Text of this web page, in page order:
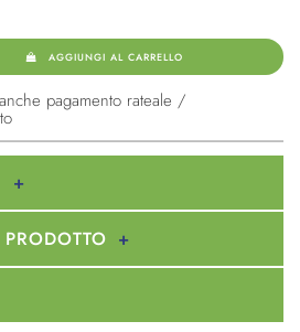
AGGIUNGI AL CARRELLO
pagamento rateale /